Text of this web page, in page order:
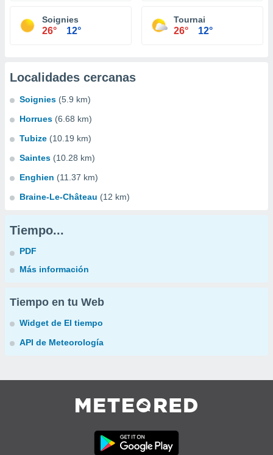
Soignies
26° 12°
Tournai
26° 12°
Localidades cercanas
Soignies (5.9 km)
Horrues (6.68 km)
Tubize (10.19 km)
Saintes (10.28 km)
Enghien (11.37 km)
Braine-Le-Château (12 km)
Tiempo...
PDF
Más información
Tiempo en tu Web
Widget de El tiempo
API de Meteorología